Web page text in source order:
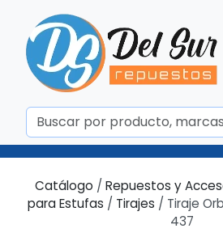
Catálogo / Repuestos y
para Estufas / Tirajes / Tiraje
437